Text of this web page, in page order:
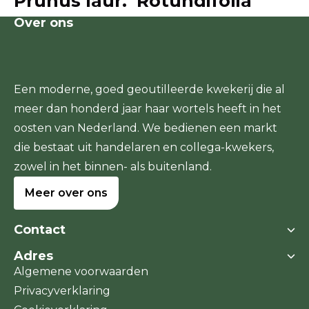
Over ons
Een moderne, goed geoutilleerde kwekerij die al
meer dan honderd jaar haar wortels heeft in het
oosten van Nederland. We bedienen een markt
die bestaat uit handelaren en collega-kwekers,
zowel in het binnen- als buitenland.
Meer over ons
Contact
Boomkwekerij Dedemsvaart
Stegerensallee 11a
Adres
Stegerensallee 11a
7701 PJ Dedemsvaart
Algemene voorwaarden
Privacyverklaring